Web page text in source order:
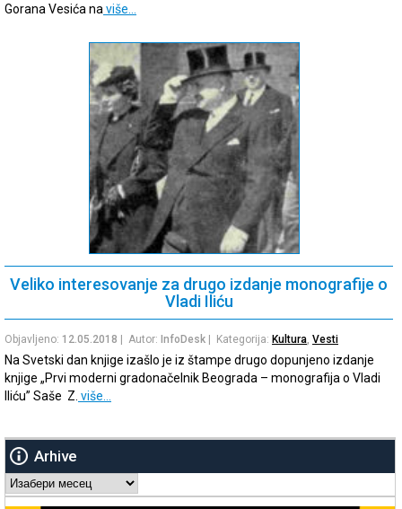
Gorana Vesića na više…
Veliko interesovanje za drugo izdanje monografije o
Vladi Iliću
Objavljeno: 12.05.2018 | Autor: InfoDesk | Kategorija: Kultura, Vesti
Na Svetski dan knjige izašlo je iz štampe drugo dopunjeno izdanje
knjige „Prvi moderni gradonačelnik Beograda – monografija o Vladi
Iliću” Saše Z. više…
Arhive
Arhive